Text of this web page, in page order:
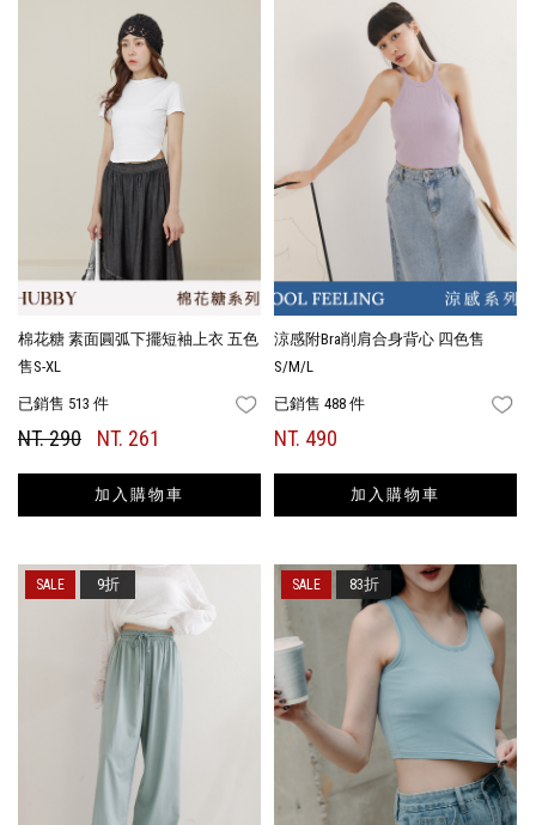
棉花糖 素面圓弧下擺短袖上衣 五色
售S-XL
已銷售 513 件 FAVORITES
NT. 290 NT. 261
加入購物車
涼感附Bra削肩合身背心 四色售
S/M/L
已銷售 488 件
NT. 490
加入購物車
9折 83折